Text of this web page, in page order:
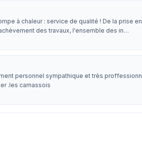
à chaleur : service de qualité ! De la prise
des travaux, l'ensemble des in…
personnel sympathique et très
.les carnassois